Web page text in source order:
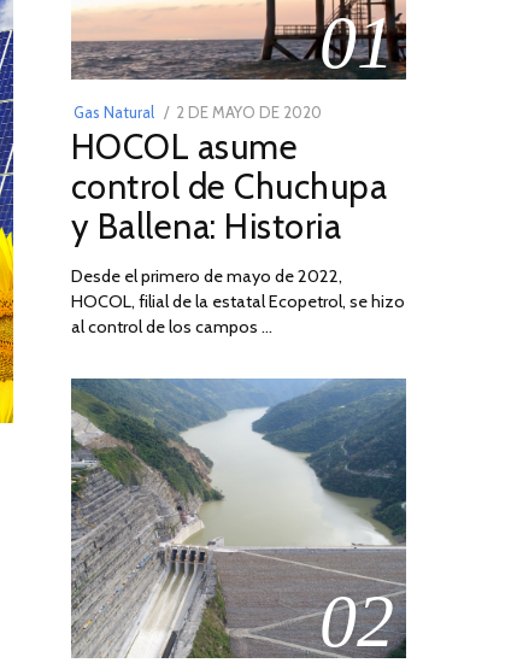
01
Gas Natural
POSTED
ON
2 DE MAYO DE 2020
DE
2026
HOCOL asume
control de Chuchupa
y Ballena: Historia
Desde el primero de mayo de 2022,
HOCOL, filial de la estatal Ecopetrol, se hizo
al control de los campos …
02